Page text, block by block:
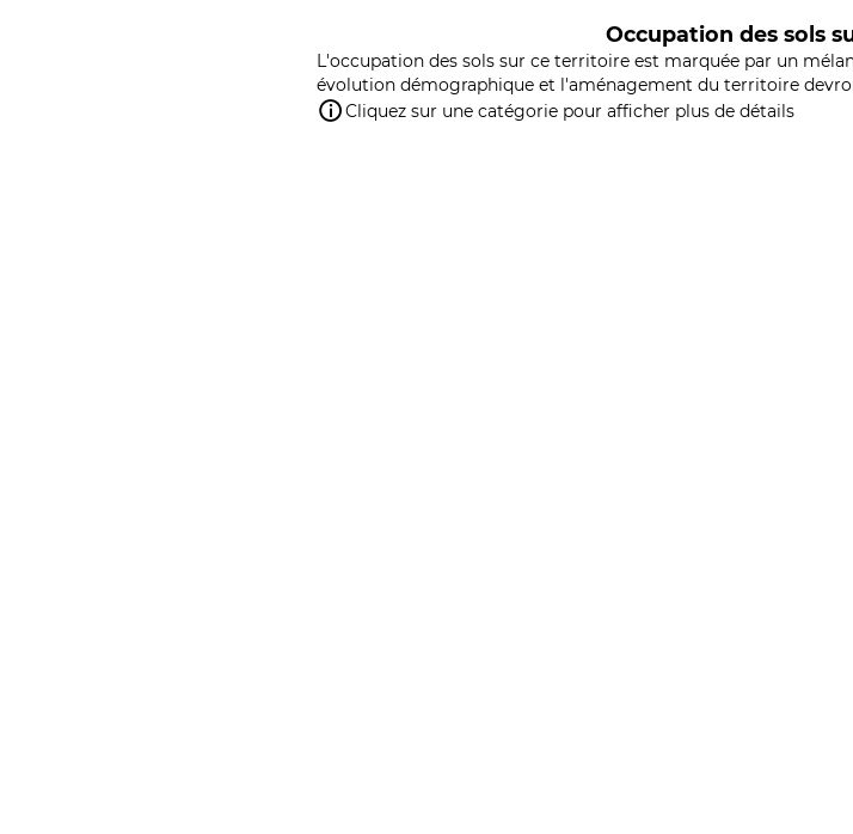
Occupation des sols
L'occupation des sols sur ce territoire est marquée par un
évolution démographique et l'aménagement du territoire
Cliquez sur une catégorie pour afficher plus de détails